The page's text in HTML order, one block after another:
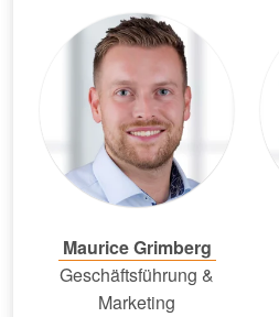
Maurice Grimberg
Geschäftsführung &
Marketing